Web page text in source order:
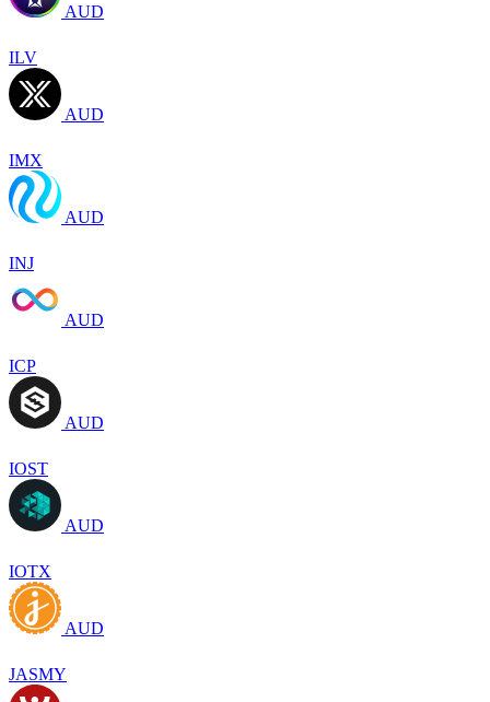
AUD
ILV
AUD
IMX
AUD
INJ
AUD
ICP
AUD
IOST
AUD
IOTX
AUD
JASMY